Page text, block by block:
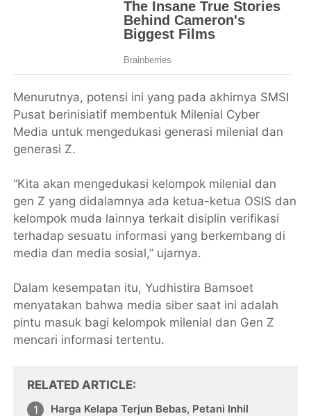
Menurutnya, potensi ini yang pada akhirnya SMSI
Pusat berinisiatif membentuk Milenial Cyber
Media untuk mengedukasi generasi milenial dan
generasi Z.
“Kita akan mengedukasi kelompok milenial dan
gen Z yang didalamnya ada ketua-ketua OSIS dan
kelompok muda lainnya terkait disiplin verifikasi
terhadap sesuatu informasi yang berkembang di
media dan media sosial,” ujarnya.
Dalam kesempatan itu, Yudhistira Bamsoet
menyatakan bahwa media siber saat ini adalah
pintu masuk bagi kelompok milenial dan Gen Z
mencari informasi tertentu.
RELATED ARTICLE
Harga Kelapa Terjun Bebas, Petani Inhil